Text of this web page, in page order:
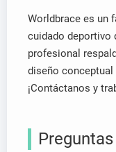
Worldbrace es un
cuidado deportivo
profesional
diseño
¡Contáctanos y